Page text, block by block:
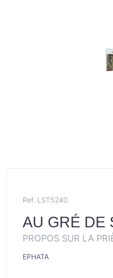
Ref. LST5240
AU GRÉ DE
PROPOS SUR LA
EPHATA